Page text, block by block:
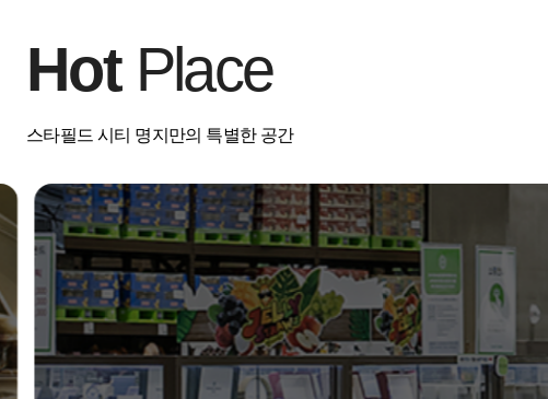
HotPlace
스타필드 시티 명지만의 특별한 공간